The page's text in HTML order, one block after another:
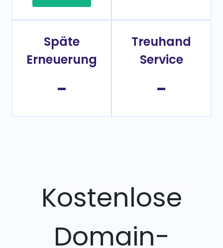
Späte
Erneuerung
-
Treuhand
Service
-
Kostenlose
Domain-